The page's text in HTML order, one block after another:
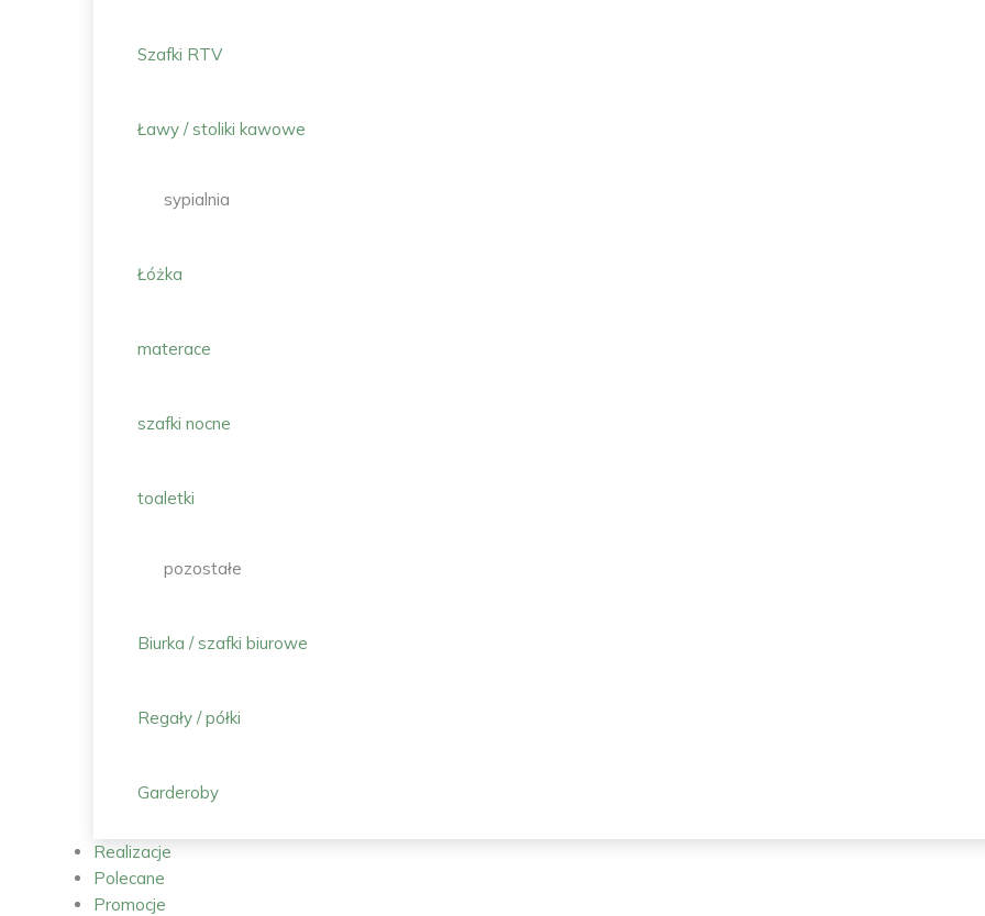
Szafki RTV
Ławy / stoliki kawowe
sypialnia
Łóżka
materace
szafki nocne
toaletki
pozostałe
Biurka / szafki biurowe
Regały / półki
Garderoby
Realizacje
Polecane
Promocje